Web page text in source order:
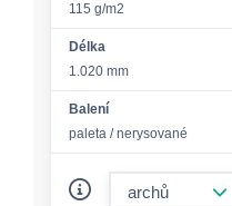
115 g/m2
Délka
1.020 mm
Balení
paleta / nerysované